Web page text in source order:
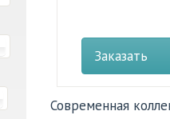
Заказать
Современная